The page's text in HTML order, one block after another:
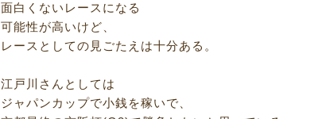
面白くないレースになる
可能性が高いけど、
レースとしての見ごたえは十分ある。
江戸川さんとしては
ジャパンカップで小銭を稼いで、